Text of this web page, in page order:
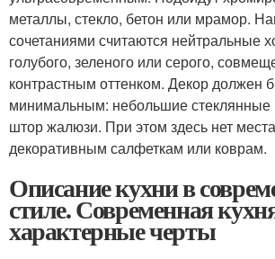
металлы, стекло, бетон или мрамор.
сочетаниями считаются нейтральные
голубого, зеленого или серого,
контрастным оттенком. Декор должен
минимальным: небольшие стеклянные
штор жалюзи. При этом здесь нет
декоративным салфеткам или коврам.
Описание кухни в
стиле. Современная
характерные черты